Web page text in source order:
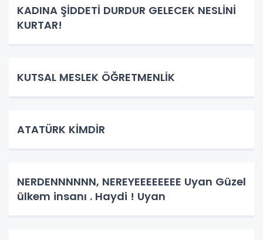
KADINA ŞİDDETİ DURDUR GELECEK NESLİNİ
KURTAR!
KUTSAL MESLEK ÖĞRETMENLİK
ATATÜRK KİMDİR
NERDENNNNNN, NEREYEEEEEEEE Uyan Güzel
ülkem insanı . Haydi ! Uyan